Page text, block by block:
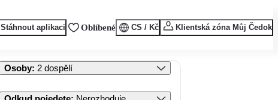
Stáhnout aplikaci Oblíbené CS / Kč Klientská zóna Můj Čedok
Osoby: 2 dospělí